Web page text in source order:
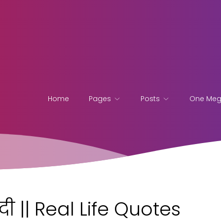
Home Pages Posts One
|| Real Life Quotes